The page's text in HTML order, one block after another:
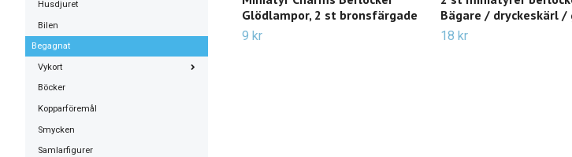
Husdjuret
Bilen
Begagnat
Vykort
Böcker
Kopparföremål
Smycken
Samlarfigurer
Glödlampor, 2 st bronsfärgade
9 kr
Bägare / dryckeskärl /
18 kr